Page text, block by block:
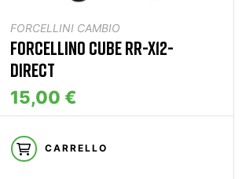
FORCELLINI CAMBIO
FORCELLINO CUBE RR-X12-
DIRECT
15,00 €
CARRELLO